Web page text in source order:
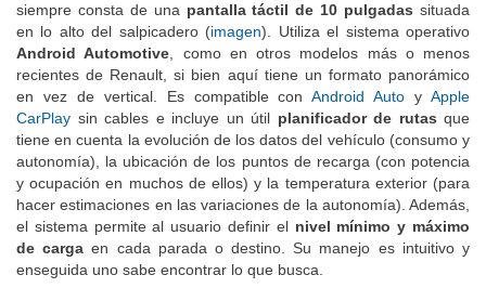
siempre consta de una pantalla táctil de 10 pulgadas situada
en lo alto del salpicadero (imagen). Utiliza el sistema operativo
Android Automotive , como en otros modelos más o menos
recientes de Renault, si bien aquí tiene un formato panorámico
en vez de vertical. Es compatible conAndroid Auto yApple
CarPlay sin cables e incluye un útil planificador de rutas que
tiene en cuenta la evolución de los datos del vehículo (consumo y
autonomía), la ubicación de los puntos de recarga (con potencia
y ocupación en muchos de ellos) y la temperatura exterior (para
hacer estimaciones en las variaciones de la autonomía). Además,
el sistema permite al usuario definir el nivel mínimo y máximo
de carga en cada parada o destino. Su manejo es intuitivo y
enseguida uno sabe encontrar lo que busca.